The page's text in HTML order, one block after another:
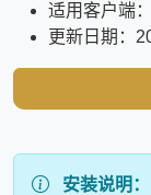
适用客户端
更新日期：
安装说明：